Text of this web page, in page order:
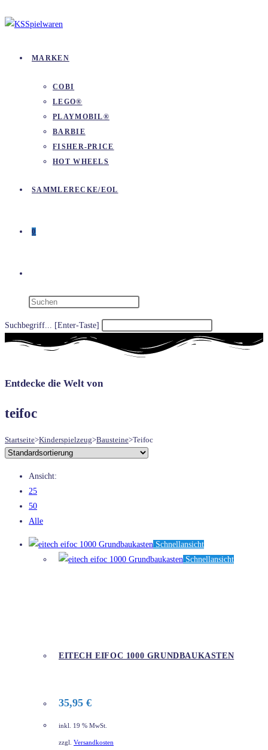
MARKEN
COBI
LEGO®
PLAYMOBIL®
BARBIE
FISHER-PRICE
HOT WHEELS
SAMMLERECKE/EOL
0
Suchbegriff... [Enter-Taste]
Entdecke die Welt von
teifoc
Startseite>Kinderspielzeug>Bausteine>Teifoc
Ansicht:
25
50
Alle
Schnellansicht
Schnellansicht
EITECH EIFOC 1000 GRUNDBAUKASTEN
35,95 €
inkl. 19 % MwSt.
zzgl. Versandkosten